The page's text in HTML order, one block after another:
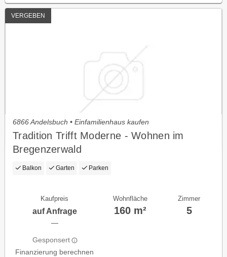
VERGEBEN
6866 Andelsbuch • Einfamilienhaus kaufen
Tradition Trifft Moderne - Wohnen im
Bregenzerwald
Balkon Garten Parken
Kaufpreis
auf Anfrage
—
Gesponsert
Finanzierung berechnen
Wohnfläche
160 m²
Zimmer
5